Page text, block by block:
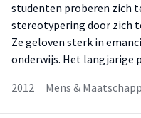
studenten proberen zich
stereotypering door zich
Ze geloven sterk in
onderwijs. Het
2012
Mens &